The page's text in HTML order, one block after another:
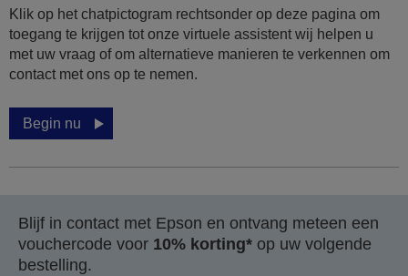
Klik op het chatpictogram rechtsonder op deze pagina om
toegang te krijgen tot onze virtuele assistent wij helpen u
met uw vraag of om alternatieve manieren te verkennen om
contact met ons op te nemen.
Begin nu
Blijf in contact met Epson en ontvang meteen een
vouchercode voor 10% korting* op uw volgende
bestelling.